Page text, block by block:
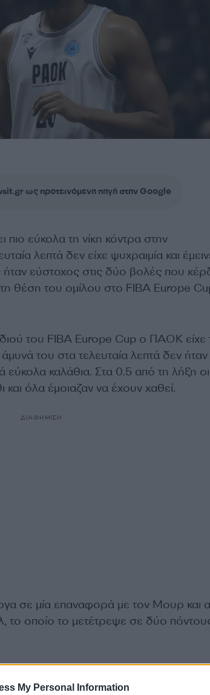
My Personal Information
ως προτεινόμενη πηγή στην Google
εύκολα τη νίκη κόντρα στην
λεπτά δεν είχε ψυχραιμία και
εύστοχος στις δύο βολές που
θέση του ομίλου στο FIBA Europe
του FIBA Europe Cup ο ΠΑΟΚ είχε
του στα τελευταία λεπτά δεν ήταν
καλάθια. Στα 0.5 από τη λήξη οι
όλα έμοιαζαν να έχουν χαθεί.
ΔΙΑΦΗΜΙΣΗ
σε μία επαναφορά με τον Μουρ και
οποίο το μετέτρεψε σε δύο